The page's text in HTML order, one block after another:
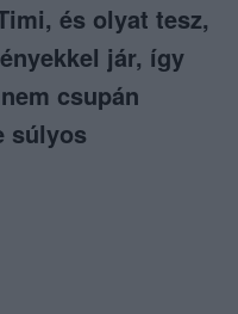
és olyat tesz,
jár, így
csupán
súlyos